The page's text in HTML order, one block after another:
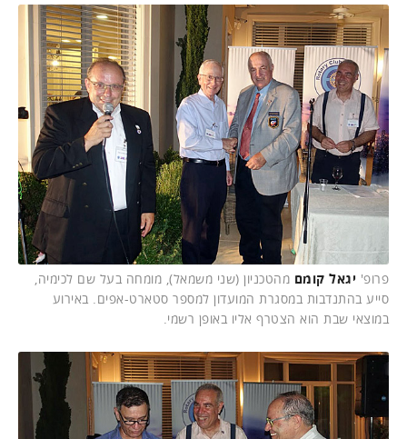
פרופ' יגאל קומם מהטכניון (שני משמאל), מומחה בעל שם לכימיה,
סייע בהתנדבות במסגרת המועדון למספר סטארט-אפים. באירוע
במוצאי שבת הוא הצטרף אליו באופן רשמי.